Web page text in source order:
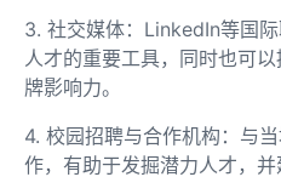
3. 社交媒体：LinkedIn等国
人才的重要工具，同时也可
牌影响力。
4. 校园招聘与合作机构：与
作，有助于发掘潜力人才，并